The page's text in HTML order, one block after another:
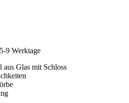
9 Werktage
aus Glas mit Schloss